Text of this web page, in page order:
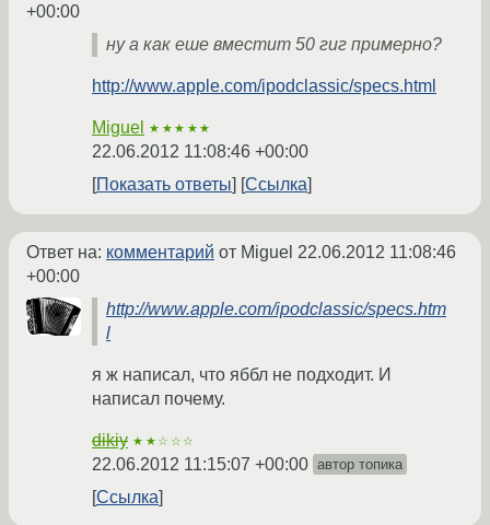
+00:00
ну а как еше вместит 50 гиг примерно?
http://www.apple.com/ipodclassic/specs.html
Miguel ★★★★★
22.06.2012 11:08:46 +00:00
Показать ответы
Ссылка
Ответ на: комментарий от Miguel 22.06.2012 11:08:46
+00:00
http://www.apple.com/ipodclassic/specs.htm
l
я ж написал, что яббл не подходит. И
написал почему.
dikiy ★★☆☆☆
22.06.2012 11:15:07 +00:00 автор топика
Ссылка